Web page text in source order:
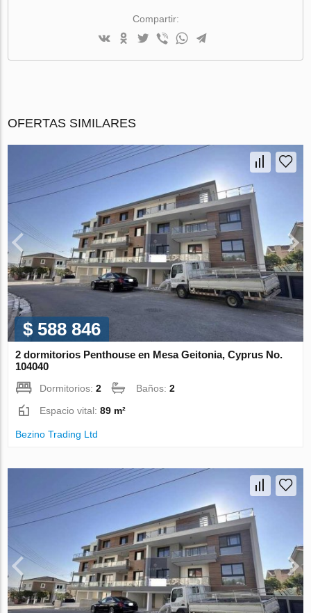
Compartir:
OFERTAS SIMILARES
$ 588 846
2 dormitorios Penthouse en Mesa Geitonia, Cyprus No.
104040
Dormitorios:2 Baños:2
Espacio vital:89 m²
Bezino Trading Ltd